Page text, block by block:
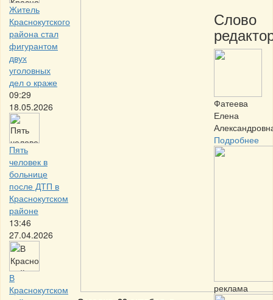
Житель
Краснокутского
района стал
фигурантом
двух
уголовных
дел о краже
09:29
18.05.2026
Пять
человек в
больнице
после ДТП в
Краснокутском
районе
13:46
27.04.2026
В
Краснокутском
Слово
Фатеева
Елена
Подробнее
реклама